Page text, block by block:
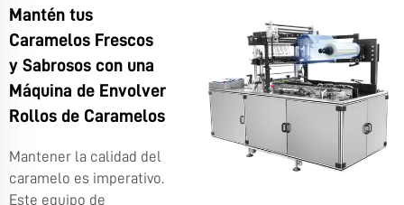
Mantén tus
Caramelos Frescos
y Sabrosos con una
Máquina de Envolver
Rollos de Caramelos
Mantener la calidad del
caramelo es imperativo.
Este equipo de